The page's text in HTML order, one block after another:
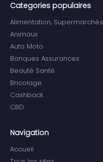
Categories populaires
Alimentation, Supermarchés
Animaux
Auto Moto
Banques Assurances
Beauté Santé
Bricolage
Cashback
CBD
Navigation
Accueil